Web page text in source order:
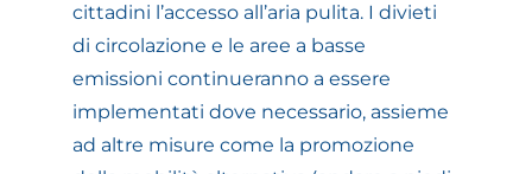
cittadini l’accesso all’aria pulita. I divieti
di circolazione e le aree a basse
emissioni continueranno a essere
implementati dove necessario, assieme
ad altre misure come la promozione